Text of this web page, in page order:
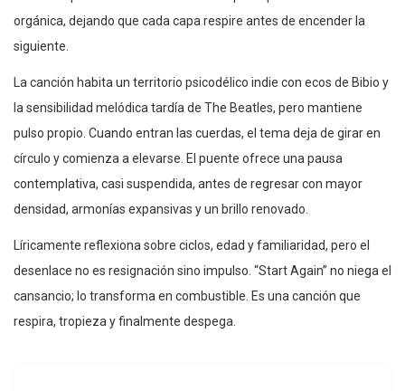
orgánica, dejando que cada capa respire antes de encender la
siguiente.
La canción habita un territorio psicodélico indie con ecos de Bibio y
la sensibilidad melódica tardía de The Beatles, pero mantiene
pulso propio. Cuando entran las cuerdas, el tema deja de girar en
círculo y comienza a elevarse. El puente ofrece una pausa
contemplativa, casi suspendida, antes de regresar con mayor
densidad, armonías expansivas y un brillo renovado.
Líricamente reflexiona sobre ciclos, edad y familiaridad, pero el
desenlace no es resignación sino impulso. “Start Again” no niega el
cansancio; lo transforma en combustible. Es una canción que
respira, tropieza y finalmente despega.